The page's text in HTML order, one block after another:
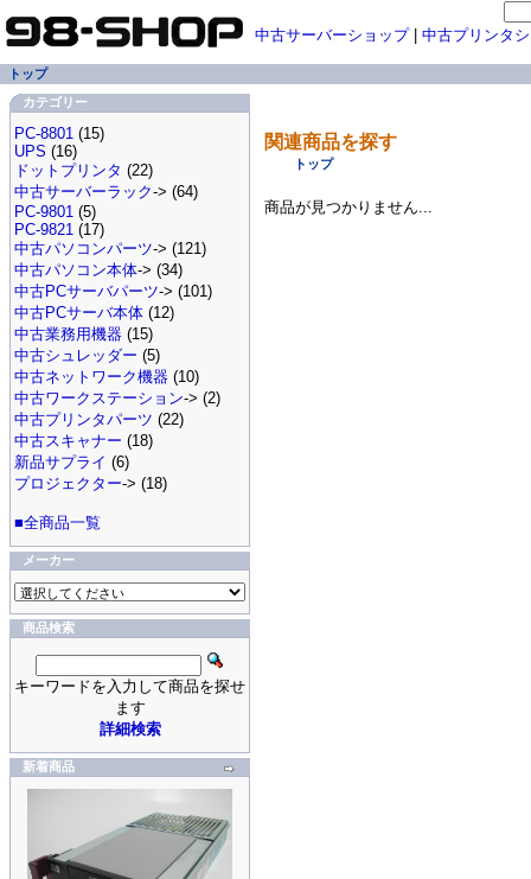
関連商品を探す
トップ
商品が見つかりません...
中古サーバーショップ| 中古プリンタ
トップ
カテゴリー
PC-8801 (15)
UPS (16)
ドットプリンタ (22)
中古サーバーラック-> (64)
PC-9801 (5)
PC-9821 (17)
中古パソコンパーツ-> (121)
中古パソコン本体-> (34)
中古PCサーバパーツ-> (101)
中古PCサーバ本体 (12)
中古業務用機器 (15)
中古シュレッダー (5)
中古ネットワーク機器 (10)
中古ワークステーション-> (2)
中古プリンタパーツ (22)
中古スキャナー (18)
新品サプライ (6)
プロジェクター-> (18)
■全商品一覧
メーカー
商品検索
キーワードを入力して商品を探せ
ます
詳細検索
新着商品